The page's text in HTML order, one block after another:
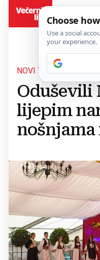
NOVI TRAVNIK
Oduševili
lijepim